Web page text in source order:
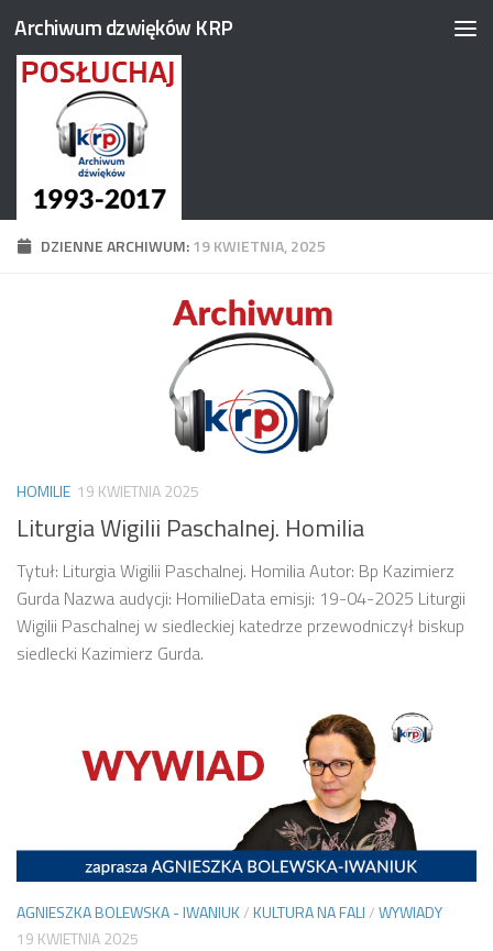
Przejdź do treści
Archiwum dzwięków KRP
DZIENNE ARCHIWUM:19 KWIETNIA, 2025
HOMILIE 19 KWIETNIA 2025
Liturgia Wigilii Paschalnej. Homilia
Tytuł: Liturgia Wigilii Paschalnej. Homilia Autor: Bp Kazimierz
Gurda Nazwa audycji: HomilieData emisji: 19-04-2025 Liturgii
Wigilii Paschalnej w siedleckiej katedrze przewodniczył biskup
siedlecki Kazimierz Gurda.
AGNIESZKA BOLEWSKA - IWANIUK/KULTURA NA FALI/WYWIADY
19 KWIETNIA 2025